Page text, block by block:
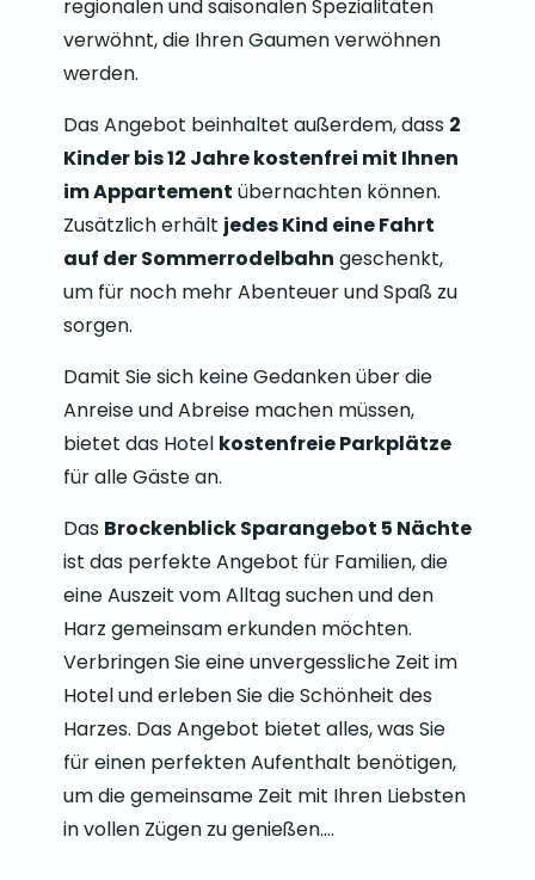
regionalen und saisonalen Spezialitäten
verwöhnt, die Ihren Gaumen verwöhnen
werden.
Das Angebot beinhaltet außerdem, dass 2
Kinder bis 12 Jahre kostenfrei mit Ihnen
im Appartement übernachten können.
Zusätzlich erhält jedes Kind eine Fahrt
auf der Sommerrodelbahn geschenkt,
um für noch mehr Abenteuer und Spaß zu
sorgen.
Damit Sie sich keine Gedanken über die
Anreise und Abreise machen müssen,
bietet das Hotel kostenfreie Parkplätze
für alle Gäste an.
Das Brockenblick Sparangebot 5 Nächte
ist das perfekte Angebot für Familien, die
eine Auszeit vom Alltag suchen und den
Harz gemeinsam erkunden möchten.
Verbringen Sie eine unvergessliche Zeit im
Hotel und erleben Sie die Schönheit des
Harzes. Das Angebot bietet alles, was Sie
für einen perfekten Aufenthalt benötigen,
um die gemeinsame Zeit mit Ihren Liebsten
in vollen Zügen zu genießen.…